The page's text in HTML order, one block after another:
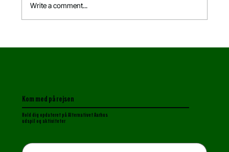
Write a comment...
Kom med på rejsen
Hold dig opdateret på Alternativet Aarhus
udspil og aktiviteter